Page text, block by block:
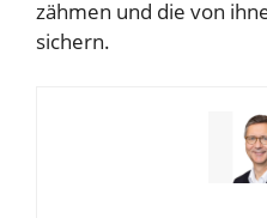
zähmen und die von
sichern.